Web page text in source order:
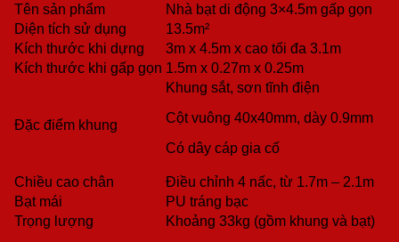
Tên sản phẩm
Nhà bạt di động 3×4.5m gấp gọn
Diện tích sử dụng
13.5m²
Kích thước khi dựng
3m x 4.5m x cao tối đa 3.1m
Kích thước khi gấp gọn 1.5m x 0.27m x 0.25m
Đặc điểm khung
Khung sắt, sơn tĩnh điện
Cột vuông 40x40mm, dày 0.9mm
Có dây cáp gia cố
Chiều cao chân
Điều chỉnh 4 nấc, từ 1.7m – 2.1m
Bạt mái
PU tráng bạc
Trọng lượng
Khoảng 33kg (gồm khung và bạt)